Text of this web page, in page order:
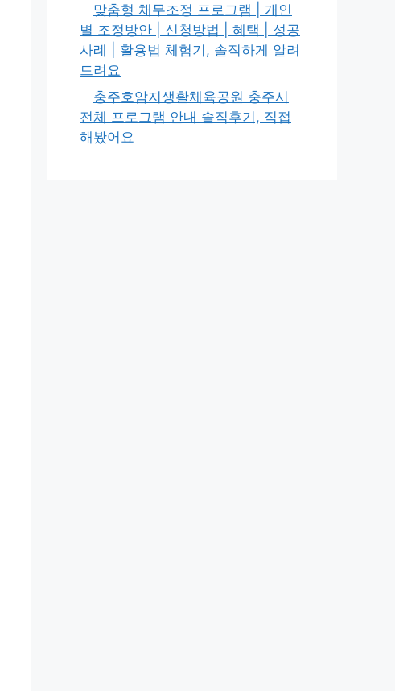
맞춤형 채무조정 프로그램 | 개인
별 조정방안 | 신청방법 | 혜택 | 성공
사례 | 활용법 체험기, 솔직하게 알려
드려요
충주호암지생활체육공원 충주시
전체 프로그램 안내 솔직후기, 직접
해봤어요